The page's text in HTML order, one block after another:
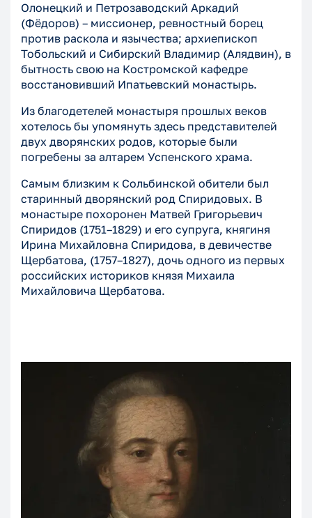
Олонецкий и Петрозаводский Аркадий
(Фёдоров) – миссионер, ревностный борец
против раскола и язычества; архиепископ
Тобольский и Сибирский Владимир (Алядвин), в
бытность свою на Костромской кафедре
восстановивший Ипатьевский монастырь.
Из благодетелей монастыря прошлых веков
хотелось бы упомянуть здесь представителей
двух дворянских родов, которые были
погребены за алтарем Успенского храма.
Самым близким к Сольбинской обители был
старинный дворянский род Спиридовых. В
монастыре похоронен Матвей Григорьевич
Спиридов (1751–1829) и его супруга, княгиня
Ирина Михайловна Спиридова, в девичестве
Щербатова, (1757–1827), дочь одного из первых
российских историков князя Михаила
Михайловича Щербатова.